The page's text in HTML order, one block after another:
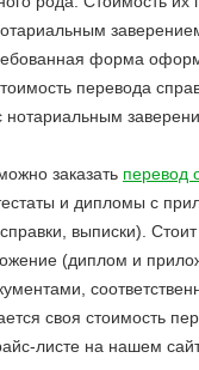
форма
перевода
нотариальным
заказать перевод
и дипломы с
выписки).
(диплом и
своя стоимость
листе на нашем